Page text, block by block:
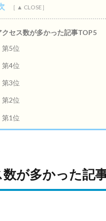
クセス数が多かった記事TOP5
第5位
第4位
第3位
第2位
第1位
が多かった記